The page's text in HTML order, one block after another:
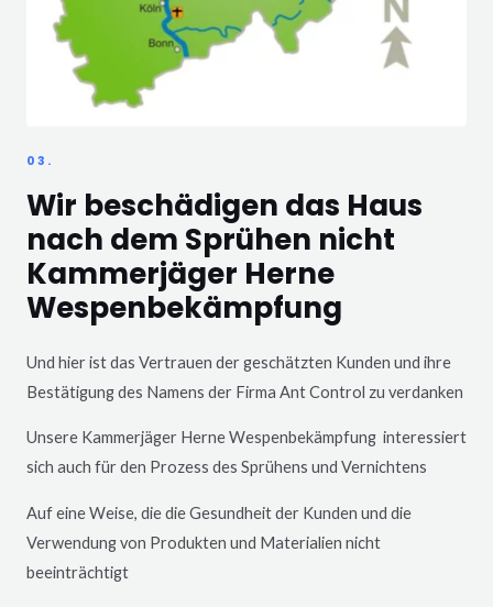
03.
Wir beschädigen das Haus
nach dem Sprühen nicht
Kammerjäger Herne
Wespenbekämpfung
Und hier ist das Vertrauen der geschätzten Kunden und ihre
Bestätigung des Namens der Firma Ant Control zu verdanken
Unsere Kammerjäger HerneWespenbekämpfung interessiert
sich auch für den Prozess des Sprühens und Vernichtens
Auf eine Weise, die die Gesundheit der Kunden und die
Verwendung von Produkten und Materialien nicht
beeinträchtigt